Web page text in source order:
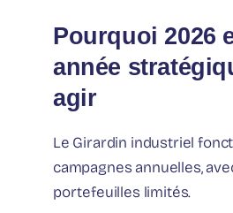
Pourquoi 2026
année
agir
Le Girardin industriel
campagnes annuelles,
portefeuilles limités.